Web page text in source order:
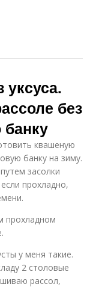
уксуса.
без
банку
квашеную
банку на зиму.
засолки
прохладно,
прохладном
у меня такие.
2 столовые
рассол,